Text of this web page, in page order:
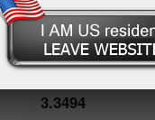
1.0199
1.04
3.3494